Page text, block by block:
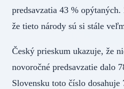
predsavzatia 43 %
že tieto národy sú si stále
Český prieskum ukazuje, že
novoročné predsavzatie dalo
Slovensku toto číslo